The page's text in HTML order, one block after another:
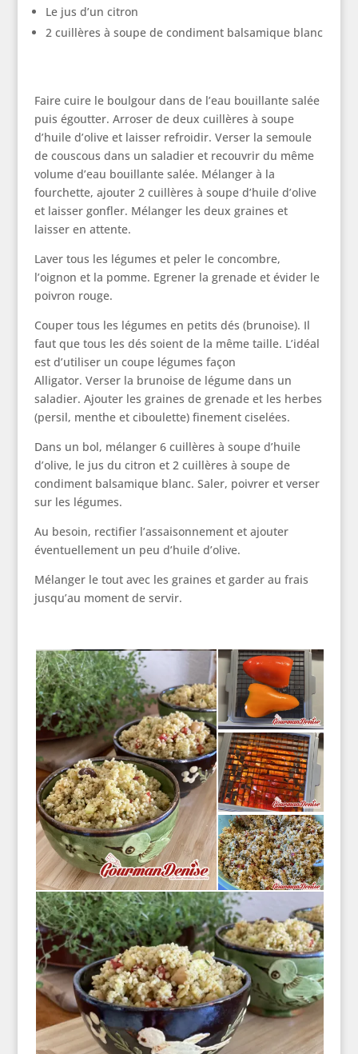
Le jus d’un citron
2 cuillères à soupe de condiment balsamique blanc
Faire cuire le boulgour dans de l’eau bouillante salée
puis égoutter. Arroser de deux cuillères à soupe
d’huile d’olive et laisser refroidir. Verser la semoule
de couscous dans un saladier et recouvrir du même
volume d’eau bouillante salée. Mélanger à la
fourchette, ajouter 2 cuillères à soupe d’huile d’olive
et laisser gonfler. Mélanger les deux graines et
laisser en attente.
Laver tous les légumes et peler le concombre,
l’oignon et la pomme. Egrener la grenade et évider le
poivron rouge.
Couper tous les légumes en petits dés (brunoise). Il
faut que tous les dés soient de la même taille. L’idéal
est d’utiliser un coupe légumes façon
Alligator. Verser la brunoise de légume dans un
saladier. Ajouter les graines de grenade et les herbes
(persil, menthe et ciboulette) finement ciselées.
Dans un bol, mélanger 6 cuillères à soupe d’huile
d’olive, le jus du citron et 2 cuillères à soupe de
condiment balsamique blanc. Saler, poivrer et verser
sur les légumes.
Au besoin, rectifier l’assaisonnement et ajouter
éventuellement un peu d’huile d’olive.
Mélanger le tout avec les graines et garder au frais
jusqu’au moment de servir.